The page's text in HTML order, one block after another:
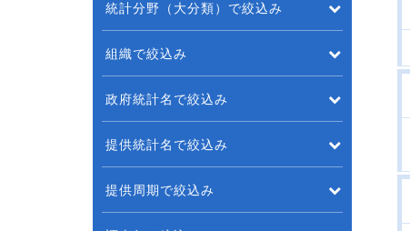
統計分野（大分類）で絞込み
組織で絞込み
政府統計名で絞込み
提供統計名で絞込み
提供周期で絞込み